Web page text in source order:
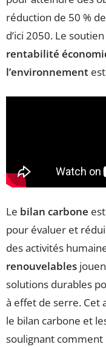
réduction de 50 %
d’ici 2050. Le
rentabilité
l’environnement
Le bilan carbone
pour évaluer et
des activités
renouvelables
solutions durables
à effet de serre. Cet
le bilan carbone et
soulignant comment